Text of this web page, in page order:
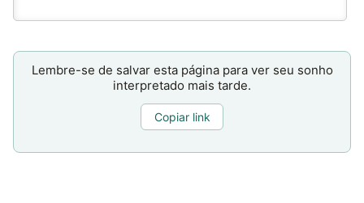
Lembre-se de salvar esta página para ver seu sonho
interpretado mais tarde.
Copiar link